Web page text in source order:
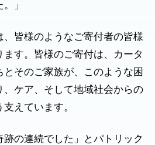
」
皆様のようなご寄付者の皆様
す。皆様のご寄付は、カータ
そのご家族が、このような困
、ケア、そして地域社会からの
えています。
跡の連続でした」とパトリック